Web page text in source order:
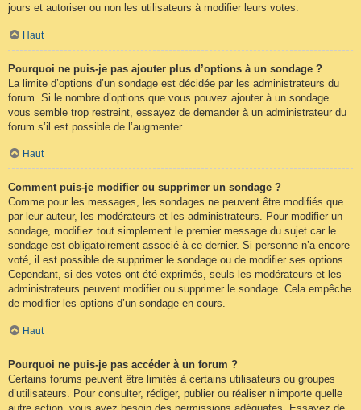
jours et autoriser ou non les utilisateurs à modifier leurs votes.
Haut
Pourquoi ne puis-je pas ajouter plus d’options à un sondage ?
La limite d’options d’un sondage est décidée par les administrateurs du
forum. Si le nombre d’options que vous pouvez ajouter à un sondage
vous semble trop restreint, essayez de demander à un administrateur du
forum s’il est possible de l’augmenter.
Haut
Comment puis-je modifier ou supprimer un sondage ?
Comme pour les messages, les sondages ne peuvent être modifiés que
par leur auteur, les modérateurs et les administrateurs. Pour modifier un
sondage, modifiez tout simplement le premier message du sujet car le
sondage est obligatoirement associé à ce dernier. Si personne n’a encore
voté, il est possible de supprimer le sondage ou de modifier ses options.
Cependant, si des votes ont été exprimés, seuls les modérateurs et les
administrateurs peuvent modifier ou supprimer le sondage. Cela empêche
de modifier les options d’un sondage en cours.
Haut
Pourquoi ne puis-je pas accéder à un forum ?
Certains forums peuvent être limités à certains utilisateurs ou groupes
d’utilisateurs. Pour consulter, rédiger, publier ou réaliser n’importe quelle